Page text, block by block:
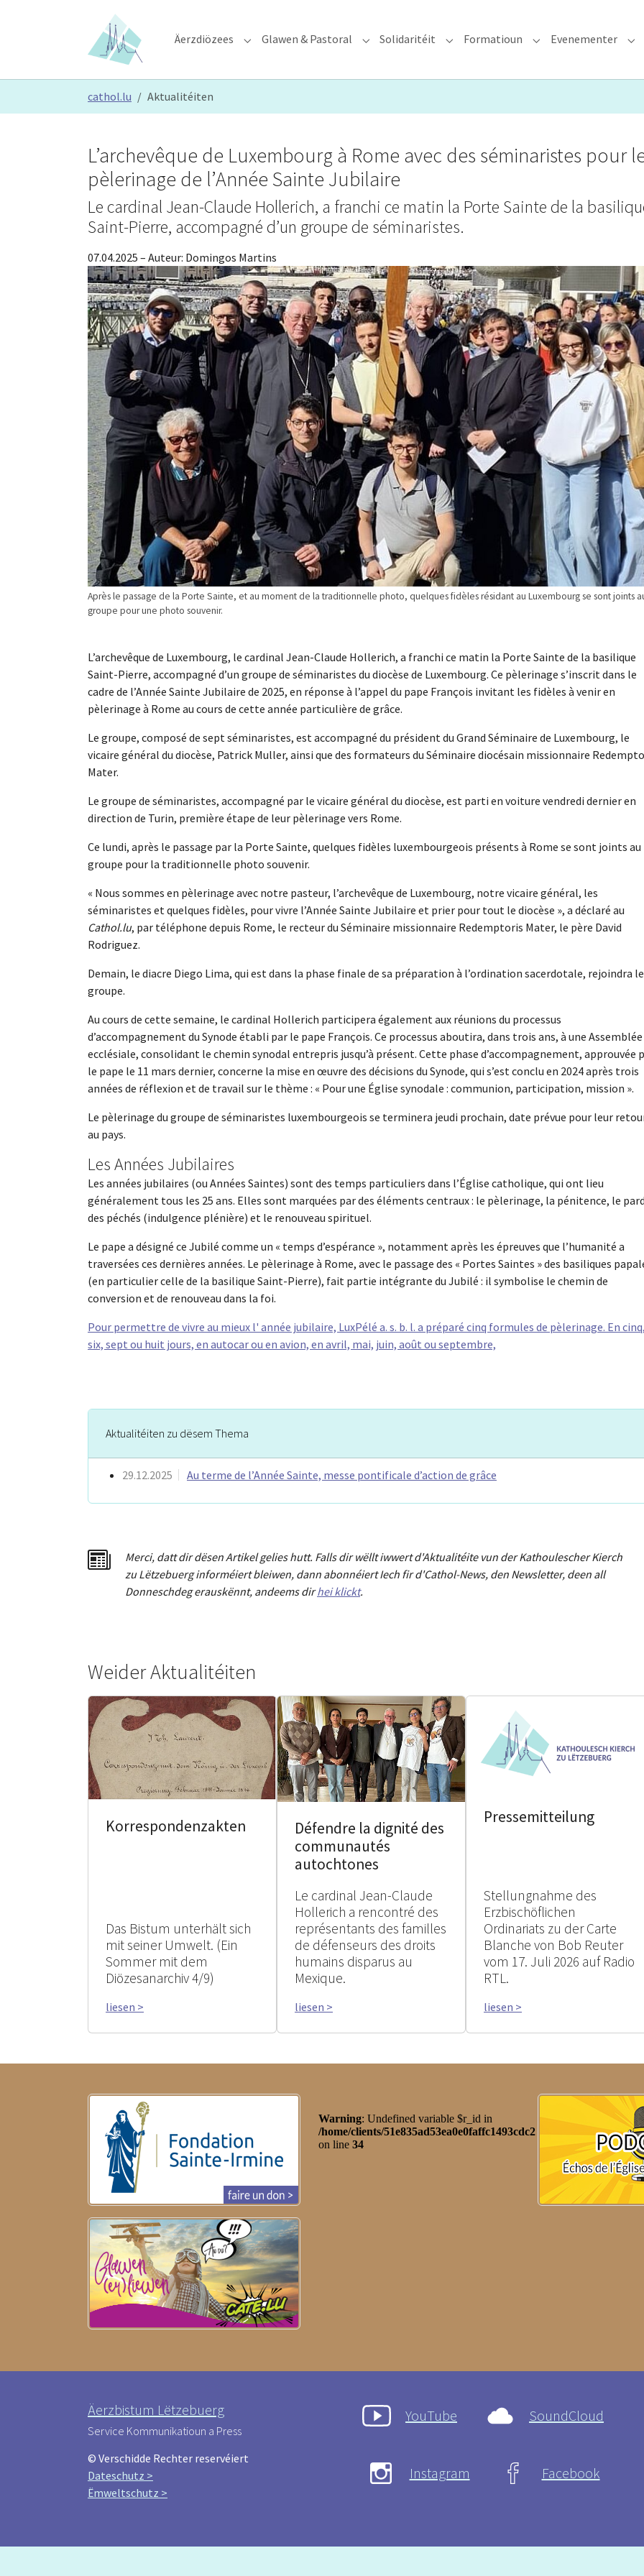
Äerzdiözees Submenu for "Äerzdiözees"
Glawen & Pastoral Submenu for "Glawen & Pastoral"
Solidaritéit Submenu for "Solidaritéit"
Formatioun Submenu for
Evenementer
cathol.lu Aktualitéiten
Après le passage de la Porte Sainte, et au moment de la traditionnelle photo, quelques fidèles résidant au Luxembourg se sont joints
groupe pour une photo souvenir.
L’archevêque de Luxembourg à Rome avec des séminaristes pour
pèlerinage de l’Année Sainte Jubilaire
Le cardinal Jean-Claude Hollerich, a franchi ce matin la Porte Sainte de la
Saint-Pierre, accompagné d’un groupe de séminaristes.
07.04.2025 – Auteur: Domingos Martins
L’archevêque de Luxembourg, le cardinal Jean-Claude Hollerich, a franchi ce matin la Porte Sainte de la basilique
Saint-Pierre, accompagné d’un groupe de séminaristes du diocèse de Luxembourg. Ce pèlerinage s’inscrit dans le
cadre de l’Année Sainte Jubilaire de 2025, en réponse à l’appel du pape François invitant les fidèles à venir en
pèlerinage à Rome au cours de cette année particulière de grâce.
Le groupe, composé de sept séminaristes, est accompagné du président du Grand Séminaire de Luxembourg, le
vicaire général du diocèse, Patrick Muller, ainsi que des formateurs du Séminaire diocésain missionnaire
Mater.
Le groupe de séminaristes, accompagné par le vicaire général du diocèse, est parti en voiture vendredi dernier en
direction de Turin, première étape de leur pèlerinage vers Rome.
Ce lundi, après le passage par la Porte Sainte, quelques fidèles luxembourgeois présents à Rome se sont joints au
groupe pour la traditionnelle photo souvenir.
« Nous sommes en pèlerinage avec notre pasteur, l’archevêque de Luxembourg, notre vicaire général, les
séminaristes et quelques fidèles, pour vivre l’Année Sainte Jubilaire et prier pour tout le diocèse », a déclaré au
Cathol.lu, par téléphone depuis Rome, le recteur du Séminaire missionnaire Redemptoris Mater, le père David
Rodriguez.
Demain, le diacre Diego Lima, qui est dans la phase finale de sa préparation à l’ordination sacerdotale, rejoindra le
groupe.
Au cours de cette semaine, le cardinal Hollerich participera également aux réunions du processus
d’accompagnement du Synode établi par le pape François. Ce processus aboutira, dans trois ans, à une Assemblée
ecclésiale, consolidant le chemin synodal entrepris jusqu’à présent. Cette phase d’accompagnement, approuvée
le pape le 11 mars dernier, concerne la mise en œuvre des décisions du Synode, qui s’est conclu en 2024 après trois
années de réflexion et de travail sur le thème : « Pour une Église synodale : communion, participation, mission ».
Le pèlerinage du groupe de séminaristes luxembourgeois se terminera jeudi prochain, date prévue pour leur
au pays.
Les Années Jubilaires
Les années jubilaires (ou Années Saintes) sont des temps particuliers dans l’Église catholique, qui ont lieu
généralement tous les 25 ans. Elles sont marquées par des éléments centraux : le pèlerinage, la pénitence, le
des péchés (indulgence plénière) et le renouveau spirituel.
Le pape a désigné ce Jubilé comme un « temps d’espérance », notamment après les épreuves que l’humanité a
traversées ces dernières années. Le pèlerinage à Rome, avec le passage des « Portes Saintes » des basiliques
(en particulier celle de la basilique Saint-Pierre), fait partie intégrante du Jubilé : il symbolise le chemin de
conversion et de renouveau dans la foi.
Pour permettre de vivre au mieux l' année jubilaire, LuxPélé a. s. b. l. a préparé cinq formules de pèlerinage. En
six, sept ou huit jours, en autocar ou en avion, en avril, mai, juin, août ou septembre,
Aktualitéiten zu dësem Thema
29.12.2025 Au terme de l’Année Sainte, messe pontificale d’action de grâce
Merci, dattdir dësen Artikel gelies hutt. Falls dir wëllt iwwert d'Aktualitéite vun der Kathoulescher Kierch
zu Lëtzebuerg informéiert bleiwen, dann abonnéiert Iech fir d'Cathol-News, den Newsletter, deen all
Donneschdeg erauskënnt, andeems dirhei klickt.
Weider Aktualitéiten
Korrespondenzakten
Das Bistum unterhält sich
mit seiner Umwelt. (Ein
Sommer mit dem
Diözesanarchiv 4/9)
liesen >
Défendre la dignité des
communautés
autochtones
Le cardinal Jean-Claude
Hollerich a rencontré des
représentants des familles
de défenseurs des droits
humains disparus au
Mexique.
liesen >
Pressemitteilung
Stellungnahme des
Erzbischöflichen
Ordinariats zu der Carte
Blanche von Bob Reuter
vom 17. Juli 2026 auf Radio
RTL.
liesen >
Äerzbistum Lëtzebuerg
Service Kommunikatioun a Press
© Verschidde Rechter reservéiert
Dateschutz >
Ëmweltschutz >
YouTube SoundCloud
Instagram Facebook